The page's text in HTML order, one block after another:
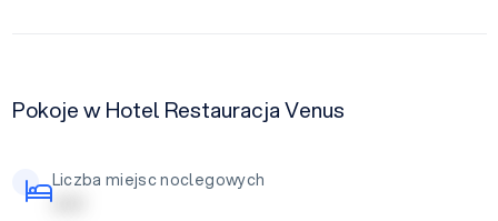
Pokoje w Hotel Restauracja Venus
Liczba miejsc noclegowych
| | | | |